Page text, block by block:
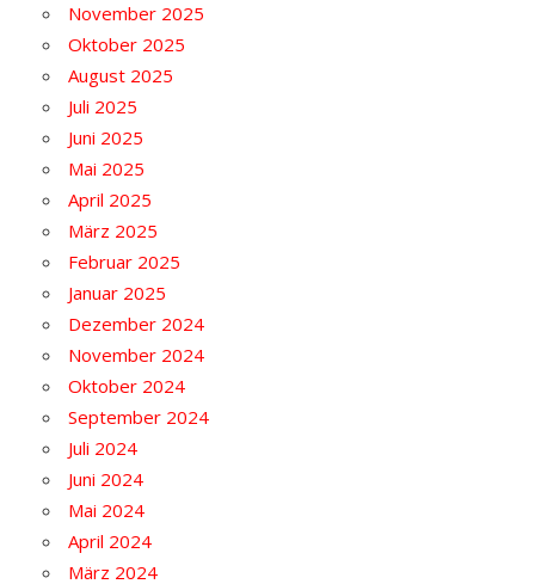
November 2025
Oktober 2025
August 2025
Juli 2025
Juni 2025
Mai 2025
April 2025
März 2025
Februar 2025
Januar 2025
Dezember 2024
November 2024
Oktober 2024
September 2024
Juli 2024
Juni 2024
Mai 2024
April 2024
März 2024